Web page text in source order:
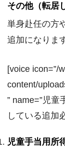
その他（転居
単身赴任の方
追加になりま
[voice icon=”/
content/
” name=”児童
している追加
児童手当用所